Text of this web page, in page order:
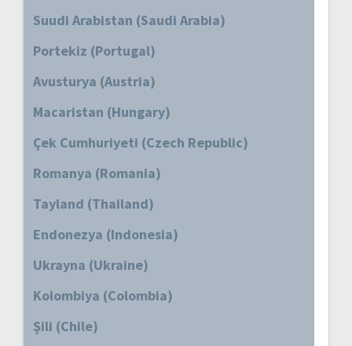
Suudi Arabistan (Saudi Arabia)
Portekiz (Portugal)
Avusturya (Austria)
Macaristan (Hungary)
Çek Cumhuriyeti (Czech Republic)
Romanya (Romania)
Tayland (Thailand)
Endonezya (Indonesia)
Ukrayna (Ukraine)
Kolombiya (Colombia)
Şili (Chile)